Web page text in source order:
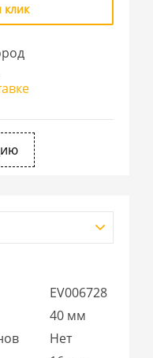
клик
EV006728
40 мм
Нет